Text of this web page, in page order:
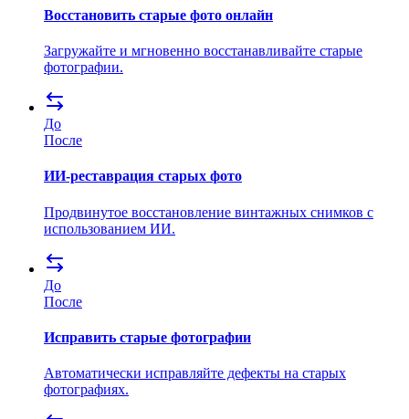
Восстановить старые фото онлайн
Загружайте и мгновенно восстанавливайте старые
фотографии.
До
После
ИИ-реставрация старых фото
Продвинутое восстановление винтажных снимков с
использованием ИИ.
До
После
Исправить старые фотографии
Автоматически исправляйте дефекты на старых
фотографиях.